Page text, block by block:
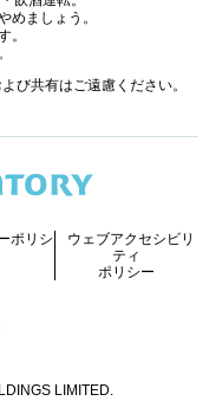
めましょう。
。
び共有はご遠慮ください。
LIMITED.
ポリシ
ウェブアクセシビリ
ティ
ポリシー
しいウィンドウで開く